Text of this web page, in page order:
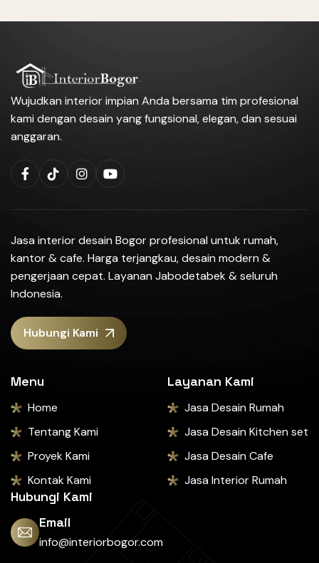
Wujudkan interior impian Anda bersama tim profesional
kami dengan desain yang fungsional, elegan, dan sesuai
anggaran.
Jasa interior desain Bogor profesional untuk rumah,
kantor & cafe. Harga terjangkau, desain modern &
pengerjaan cepat. Layanan Jabodetabek & seluruh
Indonesia.
Hubungi Kami
Menu
Home
Tentang Kami
Proyek Kami
Kontak Kami
Layanan Kami
Jasa Desain Rumah
Jasa Desain Kitchen set
Jasa Desain Cafe
Jasa Interior Rumah
Hubungi Kami
Email
info@interiorbogor.com